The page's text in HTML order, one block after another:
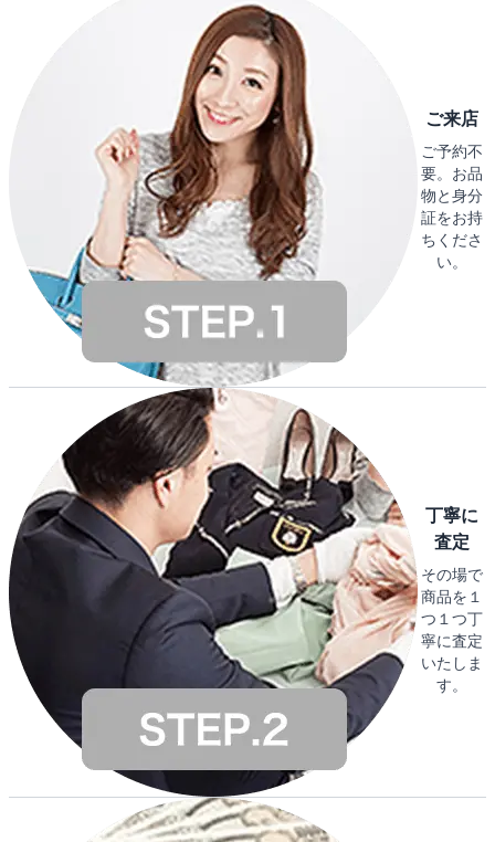
ご来店
ご予約不
要。お品
物と身分
証をお持
ちくださ
い。
丁寧に
査定
その場で
商品を１
つ１つ丁
寧に査定
いたしま
す。